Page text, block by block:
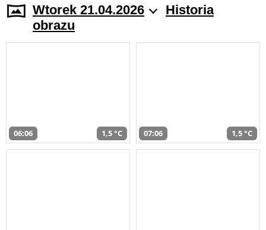
Wtorek 21.04.2026
Historia
obrazu
06:06 1,5 °C 07:06 1,5 °C